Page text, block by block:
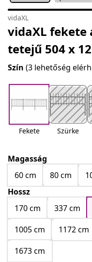
vidaXL
vidaXL fekete
tetejű 504 x
Szín (3 lehetőség
Fekete Szürke
Magasság
60 cm
80 cm
Hossz
170 cm
337 cm
1005 cm
1172 cm
1673 cm